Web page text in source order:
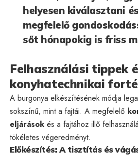
helyesen kiválasztani
megfelelő
sőt hónapokig is friss
Felhasználási tippek
konyhatechnikai
A burgonya elkészítésének módja
sokszínű, mint a fajtái. A megfelelő
eljárások és a fajtához illő
tökéletes végeredményt.
Előkészítés: A tisztítás és